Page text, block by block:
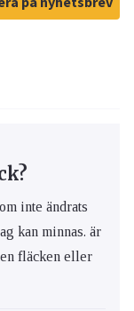
inte ändrats
kan minnas. är
fläcken eller